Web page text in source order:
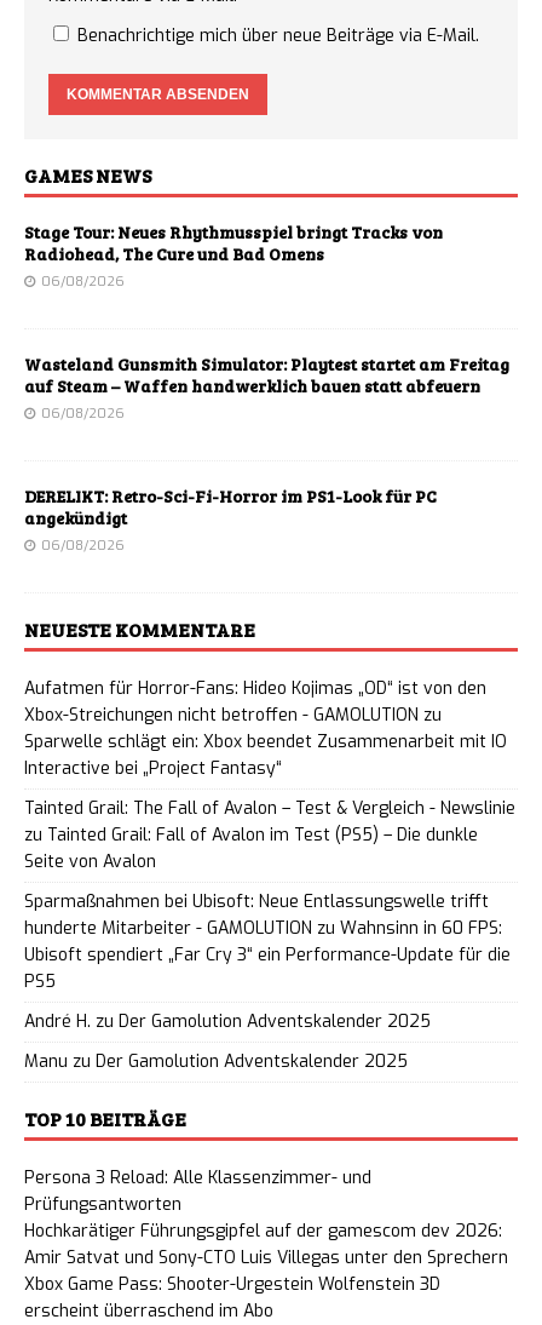
Benachrichtige mich über neue Beiträge via E-Mail.
GAMES NEWS
Stage Tour: Neues Rhythmusspiel bringt Tracks von
Radiohead, The Cure und Bad Omens
06/08/2026
Wasteland Gunsmith Simulator: Playtest startet am Freitag
auf Steam – Waffen handwerklich bauen statt abfeuern
06/08/2026
DERELIKT: Retro-Sci-Fi-Horror im PS1-Look für PC
angekündigt
06/08/2026
NEUESTE KOMMENTARE
Aufatmen für Horror-Fans: Hideo Kojimas „OD“ ist von den
Xbox-Streichungen nicht betroffen - GAMOLUTION zu
Sparwelle schlägt ein: Xbox beendet Zusammenarbeit mit IO
Interactive bei „Project Fantasy“
Tainted Grail: The Fall of Avalon – Test & Vergleich - Newslinie
zu Tainted Grail: Fall of Avalon im Test (PS5) – Die dunkle
Seite von Avalon
Sparmaßnahmen bei Ubisoft: Neue Entlassungswelle trifft
hunderte Mitarbeiter - GAMOLUTION zu Wahnsinn in 60 FPS:
Ubisoft spendiert „Far Cry 3“ ein Performance-Update für die
PS5
André H. zu Der Gamolution Adventskalender 2025
Manu zu Der Gamolution Adventskalender 2025
TOP 10 BEITRÄGE
Persona 3 Reload: Alle Klassenzimmer- und
Prüfungsantworten
Hochkarätiger Führungsgipfel auf der gamescom dev 2026:
Amir Satvat und Sony-CTO Luis Villegas unter den Sprechern
Xbox Game Pass: Shooter-Urgestein Wolfenstein 3D
erscheint überraschend im Abo